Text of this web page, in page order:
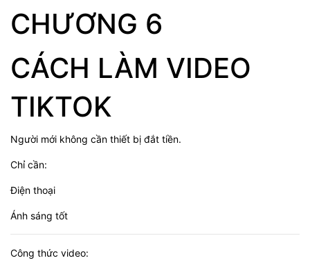
CHƯƠNG 6
CÁCH LÀM VIDEO
TIKTOK
Người mới không cần thiết bị đắt tiền.
Chỉ cần:
Điện thoại
Ánh sáng tốt
Công thức video: